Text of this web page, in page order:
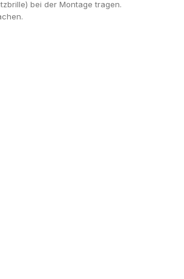
bei der Montage tragen.